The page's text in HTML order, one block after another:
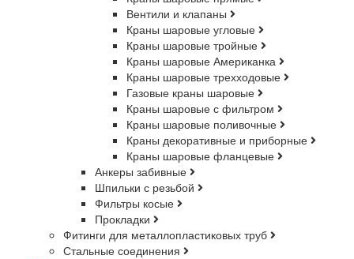
Вентили и клапаны
Краны шаровые угловые
Краны шаровые тройные
Краны шаровые Американка
Краны шаровые трехходовые
Газовые краны шаровые
Краны шаровые с фильтром
Краны шаровые поливочные
Краны декоративные и приборные
Краны шаровые фланцевые
Анкеры забивные
Шпильки с резьбой
Фильтры косые
Прокладки
Фитинги для металлопластиковых труб
Стальные соединения